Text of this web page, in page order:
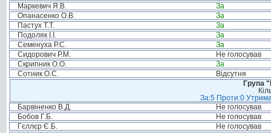
Маркевич Я.В.
За
Опанасенко О.В.
За
Пастух Т.Т.
За
Подоляк І.І.
За
Семенуха Р.С.
За
Сидорович Р.М.
Не голосував
Скрипник О.О.
За
Сотник О.С.
Відсутня
Група
За:5 Проти:0
Барвіненко В.Д.
Не голосував
Бобов Г.Б.
Не голосував
Гєллєр Є.Б.
Не голосував